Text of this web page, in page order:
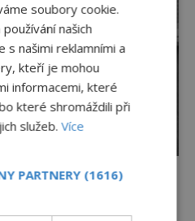
bachařky z
soubory cookie.
našich
s našimi reklamními a
kteří je mohou
informacemi, které
které shromáždili při
služeb.Více
PARTNERY (1616)